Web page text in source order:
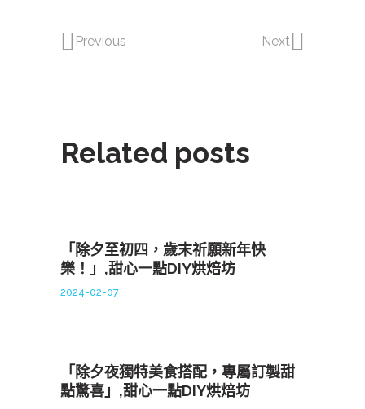
Previous Next
Related posts
「除夕至初四，歲末祈願新年快
樂！」,甜心一點DIY烘焙坊
2024-02-07
「除夕夜獨特美食搭配，專屬訂製甜
點驚喜」,甜心一點DIY烘焙坊